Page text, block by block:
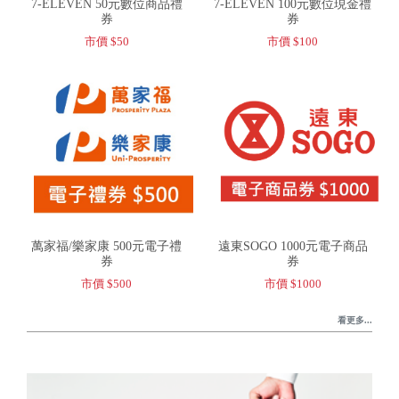
7-ELEVEN 50元數位商品禮
券
市價 $50
7-ELEVEN 100元數位現金禮
券
市價 $100
萬家福/樂家康 500元電子禮
券
市價 $500
遠東SOGO 1000元電子商品
券
市價 $1000
看更多...